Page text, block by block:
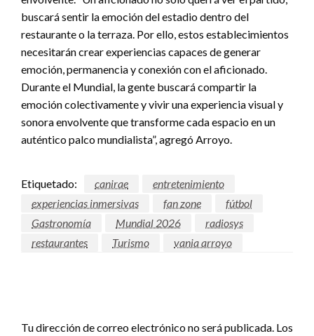
buscará sentir la emoción del estadio dentro del
restaurante o la terraza. Por ello, estos establecimientos
necesitarán crear experiencias capaces de generar
emoción, permanencia y conexión con el aficionado.
Durante el Mundial, la gente buscará compartir la
emoción colectivamente y vivir una experiencia visual y
sonora envolvente que transforme cada espacio en un
auténtico palco mundialista”, agregó Arroyo.
Etiquetado: canirae
entretenimiento
experiencias inmersivas
fan zone
fútbol
Gastronomía
Mundial 2026
radiosys
restaurantes
Turismo vania arroyo
Tu dirección de correo electrónico no será publicada. Los